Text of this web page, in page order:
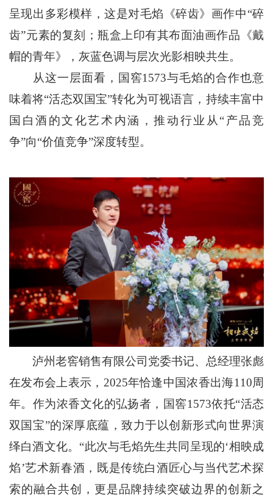
呈现出多彩模样，这是对毛焰《碎齿》画作中“碎
齿”元素的复刻；瓶盒上印有其布面油画作品《戴
帽的青年》，灰蓝色调与层次光影相映共生。
从这一层面看，国窖1573与毛焰的合作也意
味着将“活态双国宝”转化为可视语言，持续丰富中
国白酒的文化艺术内涵，推动行业从“产品竞
争”向“价值竞争”深度转型。
泸州老窖销售有限公司党委书记、总经理张彪
在发布会上表示，2025年恰逢中国浓香出海110周
年。作为浓香文化的弘扬者，国窖1573依托“活态
双国宝”的深厚底蕴，致力于以创新形式向世界演
绎白酒文化。“此次与毛焰先生共同呈现的‘相映成
焰’艺术新春酒，既是传统白酒匠心与当代艺术探
索的融合共创，更是品牌持续突破边界的创新之